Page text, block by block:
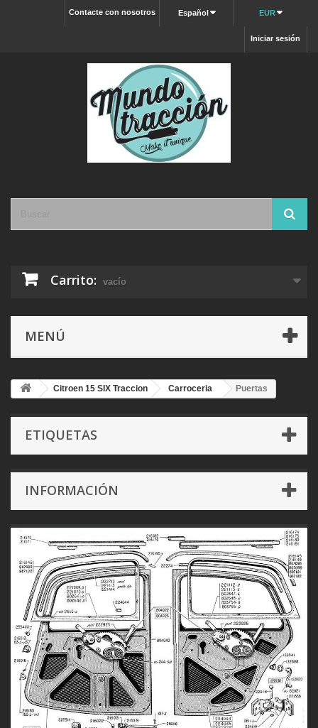
EUR
Español
Contacte con nosotros
Iniciar sesión
Carrito: vacío
MENÚ
Citroen 15 SIX Traccion Carroceria Puertas
ETIQUETAS
INFORMACIÓN